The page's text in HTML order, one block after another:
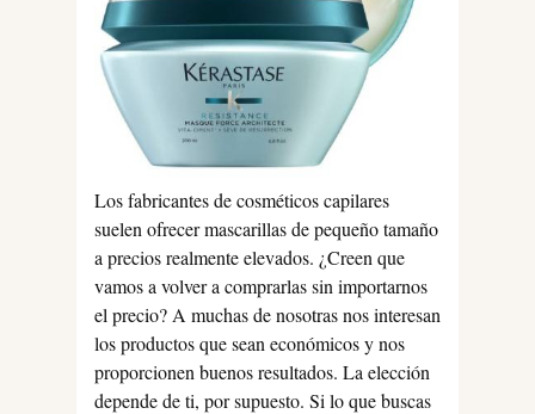
Los fabricantes de cosméticos capilares
suelen ofrecer mascarillas de pequeño tamaño
a precios realmente elevados. ¿Creen que
vamos a volver a comprarlas sin importarnos
el precio? A muchas de nosotras nos interesan
los productos que sean económicos y nos
proporcionen buenos resultados. La elección
depende de ti, por supuesto. Si lo que buscas